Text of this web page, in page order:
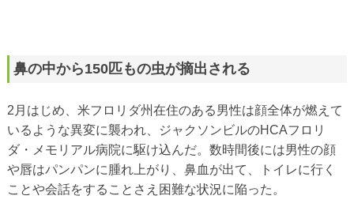
鼻の中から150匹もの虫が摘出される
2月はじめ、米フロリダ州在住のある男性は顔全体が燃えて
いるような異変に襲われ、ジャクソンビルのHCAフロリ
ダ・メモリアル病院に駆け込んだ。数時間後には男性の顔
や唇はパンパンに腫れ上がり、鼻血が出て、トイレに行く
ことや会話をすることさえ困難な状況に陥った。